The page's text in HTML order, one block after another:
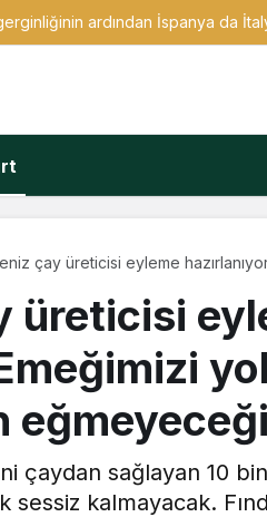
ardından İspanya da
çay üreticisi eyleme
üreticisi
çaydan sağlayan 10
sessiz kalmayacak.